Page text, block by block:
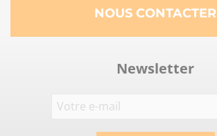
NOUS CONTACTER
Newsletter